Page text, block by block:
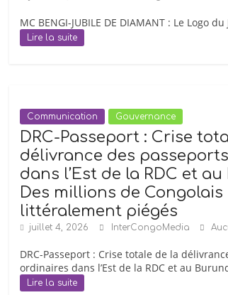
presse
de
fondée
depuis
octobre
2002
par
Monsieur
Godefroid
Bwiti
Lumisa
MC BENGI-JUBILE DE DIAMANT : Le Logo
Lire la suite
Communication Gouvernance
DRC-Passeport : Crise
délivrance des
dans l’Est de la RDC et
Des millions de Congolais
littéralement piégés
juillet 4, 2026 InterCongoMedia
DRC-Passeport : Crise totale de la
ordinaires dans l’Est de la RDC et au
Lire la suite